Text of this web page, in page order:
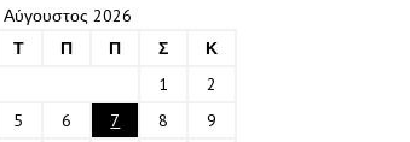
Αύγουστος 2026
Τ Π Π Σ
Κ
1
2
5 6 7 8
9